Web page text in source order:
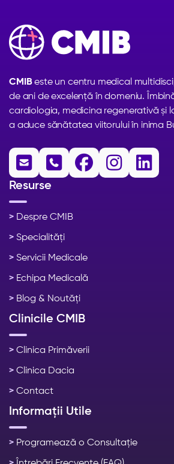
CMIBeste un centru medical
de ani de excelență în domeniu.
cardiologia, medicina regenerativă și
a aduce sănătatea viitorului în inima
    
Resurse
> Despre CMIB
> Specialități
> Servicii Medicale
> Echipa Medicală
> Blog & Noutăți
Clinicile CMIB
> Clinica Primăverii
> Clinica Dacia
> Contact
Informații Utile
> Programează o Consultație